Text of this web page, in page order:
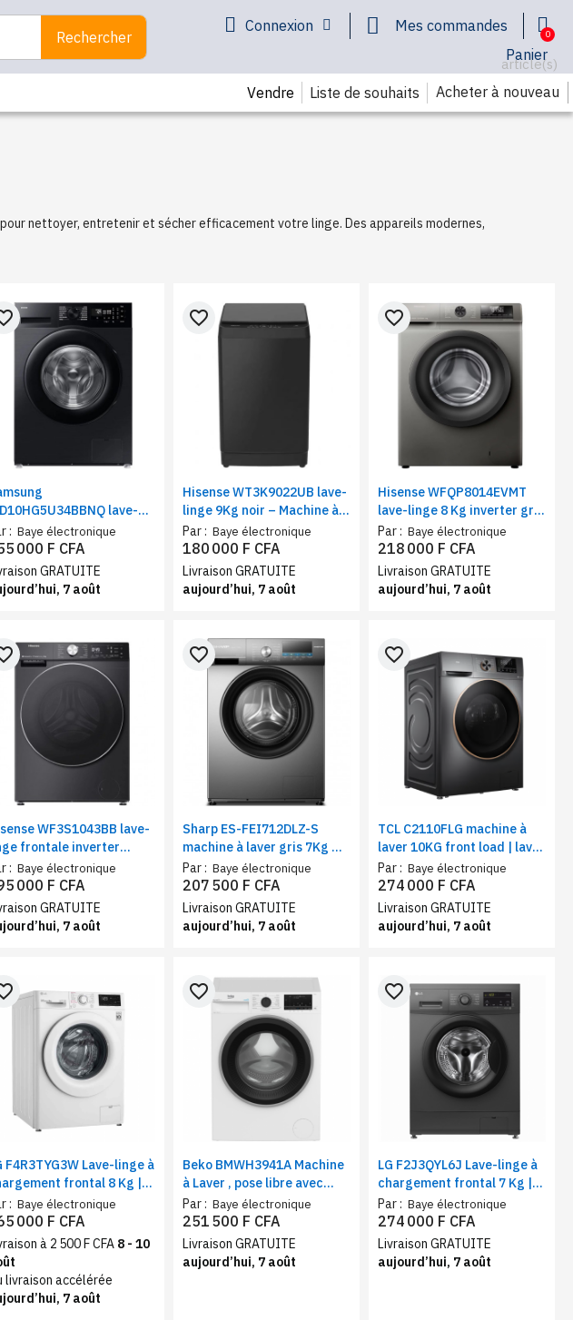
Rechercher
Connexion
Mes commandes
Panier
article(s)
Vendre Liste de souhaits Acheter à nouveau
nettoyer, entretenir et sécher efficacement votre linge. Des appareils modernes,
lave-
séchant 10Kg/6Kg |
à laver séchante AI
1400 Tr/Min WiFi
noir
: Baye électronique
000 F CFA
GRATUITE
7 août
Hisense WT3K9022UB lave-
linge 9Kg noir – Machine à
laver chargement supérieur
Par : Baye électronique
favorite_border
180 000 F CFA
Livraison GRATUITE
aujourd’hui, 7 août
Hisense WFQP8014EVMT
lave-linge 8 Kg inverter gris
– Machine à laver frontal,15
programmes, 1400 Tr/min,
Vapeur, Classe A+++
Par : Baye électronique
favorite_border
218 000 F CFA
Livraison GRATUITE
aujourd’hui, 7 août
WF3S1043BB lave-
frontale inverter
| Machine à Laver
Capacité 1400
: Baye électronique
000 F CFA
GRATUITE
7 août
Sharp ES-FEI712DLZ-S
machine à laver gris 7Kg –
lave-linge performant,
économique et pratique
Par : Baye électronique
favorite_border
207 500 F CFA
Livraison GRATUITE
aujourd’hui, 7 août
TCL C2110FLG machine à
laver 10KG front load | lave-
linge moteur digital
inverter et tambour nid
d’abeille
Par : Baye électronique
favorite_border
274 000 F CFA
Livraison GRATUITE
aujourd’hui, 7 août
F4R3TYG3W Lave-linge à
frontal 8 Kg |
AI DD | Moteur
: Baye électronique
000 F CFA
à 2 500 F CFA 8 - 10
livraison accélérée
7 août
Beko BMWH3941A Machine
à Laver , pose libre avec
sécurité antidébordement |
Capacité 9kg | Classe B
Par : Baye électronique
favorite_border
251 500 F CFA
Livraison GRATUITE
aujourd’hui, 7 août
LG F2J3QYL6J Lave-linge à
chargement frontal 7 Kg |
Moteur Inverter Direct
Drive™
Par : Baye électronique
favorite_border
274 000 F CFA
Livraison GRATUITE
aujourd’hui, 7 août